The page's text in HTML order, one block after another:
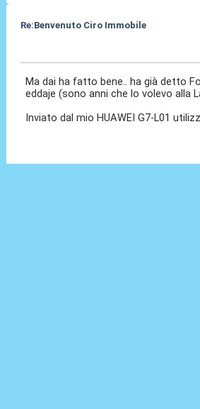
Re:Benvenuto Ciro Immobile
Ma dai ha fatto bene.. ha già detto
eddaje (sono anni che lo volevo alla
Inviato dal mio HUAWEI G7-L01